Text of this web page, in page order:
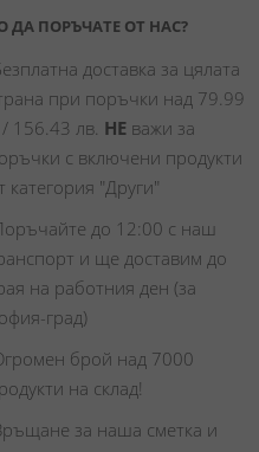
ДА ПОРЪЧАТЕ ОТ НАС?
доставка за цялата
при поръчки над 79.99
156.43 лв. НЕ важи за
с включени продукти
категория "Други"
до 12:00 с наш
и ще доставим до
на работния ден (за
град)
брой над 7000
на склад!
за наша сметка и